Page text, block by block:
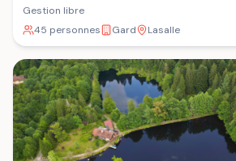
Gestion libre
45 personnes
Gard Lasalle